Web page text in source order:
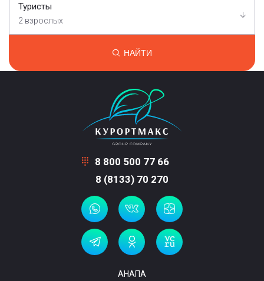
Туристы
2 взрослых
НАЙТИ
8 800 500 77 66
8 (8133) 70 270
АНАПА